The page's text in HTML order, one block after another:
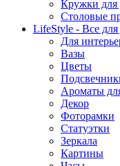
Кружки для
Столовые
LifeStyle - Все для
Для
Вазы
Цветы
Ароматы
Декор
Фоторамки
Статуэтки
Зеркала
Картины